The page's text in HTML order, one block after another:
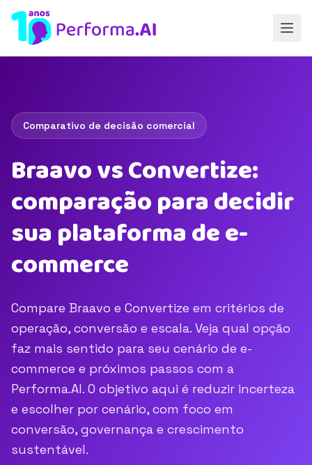
Comparativo de decisão comercial
Braavo vs Convertize:
comparação para decidir
sua plataforma de e-
commerce
Compare Braavo e Convertize em critérios de
operação, conversão e escala. Veja qual opção
faz mais sentido para seu cenário de e-
commerce e próximos passos com a
Performa.AI. O objetivo aqui é reduzir incerteza
e escolher por cenário, com foco em
conversão, governança e crescimento
sustentável.